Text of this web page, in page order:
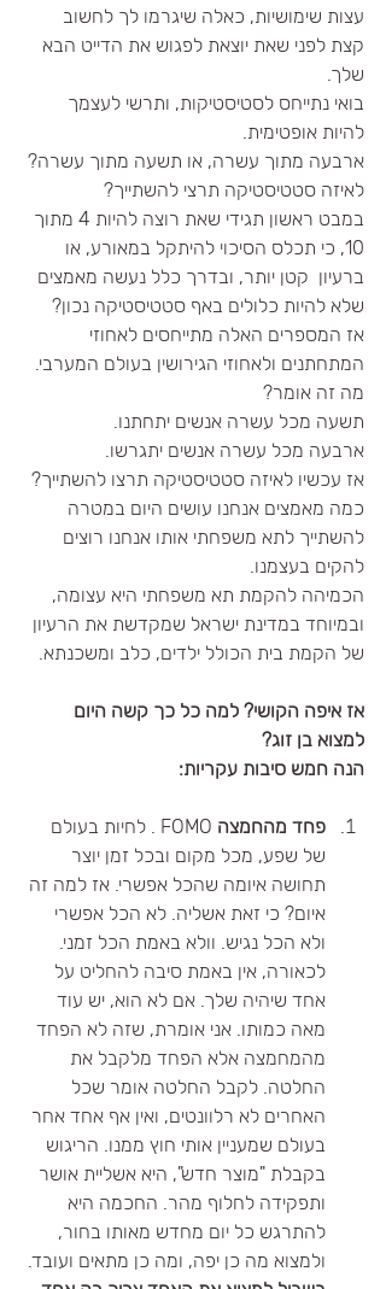
עצות שימושיות, כאלה שיגרמו לך לחשוב
קצת לפני שאת יוצאת לפגוש את הדייט הבא
שלך.
בואי נתייחס לסטיסטיקות, ותרשי לעצמך
להיות אופטימית.
ארבעה מתוך עשרה, או תשעה מתוך עשרה?
לאיזה סטטיסטיקה תרצי להשתייך?
במבט ראשון תגידי שאת רוצה להיות 4 מתוך
10, כי תכלס הסיכוי להיתקל במאורע, או
ברעיון  קטן יותר, ובדרך כלל נעשה מאמצים
שלא להיות כלולים באף סטטיסטיקה נכון?
אז המספרים האלה מתייחסים לאחוזי
המתחתנים ולאחוזי הגירושין בעולם המערבי.
מה זה אומר?
תשעה מכל עשרה אנשים יתחתנו.
ארבעה מכל עשרה אנשים יתגרשו.
אז עכשיו לאיזה סטטיסטיקה תרצו להשתייך?
כמה מאמצים אנחנו עושים היום במטרה
להשתייך לתא משפחתי אותו אנחנו רוצים
להקים בעצמנו.
הכמיהה להקמת תא משפחתי היא עצומה,
ובמיוחד במדינת ישראל שמקדשת את הרעיון
של הקמת בית הכולל ילדים, כלב ומשכנתא.
אז איפה הקושי? למה כל כך קשה היום
למצוא בן זוג?
הנה חמש סיבות עקריות:
פחד מהחמצה
FOMO . לחיות בעולם
של שפע, מכל מקום ובכל זמן יוצר
תחושה איומה שהכל אפשרי. אז למה זה
איום? כי זאת אשליה. לא הכל אפשרי
ולא הכל נגיש. וולא באמת הכל זמני.
לכאורה, אין באמת סיבה להחליט על
אחד שיהיה שלך. אם לא הוא, יש עוד
מאה כמותו. אני אומרת, שזה לא הפחד
מהמחמצה אלא הפחד מלקבל את
החלטה. לקבל החלטה אומר שכל
האחרים לא רלוונטים, ואין אף אחד אחר
בעולם שמעניין אותי חוץ ממנו. הריגוש
בקבלת "מוצר חדש", היא אשליית אושר
ותפקידה לחלוף מהר. החכמה היא
להתרגש כל יום מחדש מאותו בחור,
ולמצוא מה כן יפה, ומה כן מתאים ועובד.